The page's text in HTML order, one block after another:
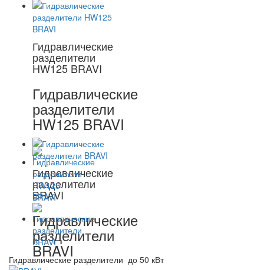
Гидравлические
разделители
HW125 BRAVI
Гидравлические
разделители
HW125 BRAVI
Гидравлические
разделители
BRAVI
Гидравлические
разделители
BRAVI
Гидравлические разделители до 50 кВт